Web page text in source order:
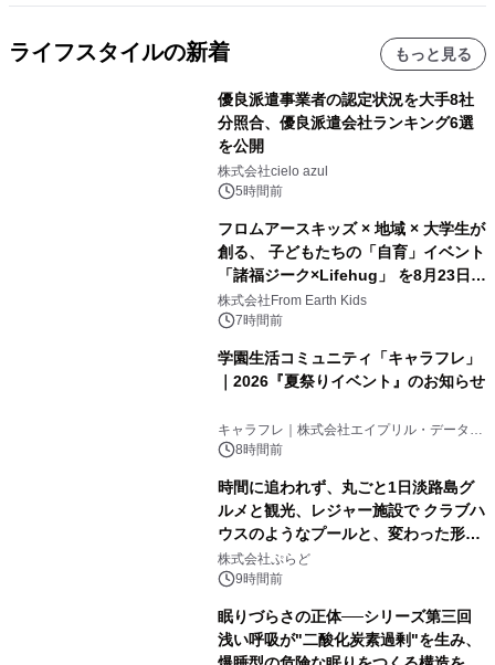
ライフスタイルの新着 もっと見る
優良派遣事業者の認定状況を大手8社
分照合、優良派遣会社ランキング6選
を公開
株式会社cielo azul
5時間前
フロムアースキッズ × 地域 × 大学生が
創る、 子どもたちの「自育」イベント
「諸福ジーク×Lifehug」 を8月23日
(日)開催
株式会社From Earth Kids
7時間前
学園生活コミュニティ「キャラフレ」
｜2026『夏祭りイベント』のお知らせ
キャラフレ｜株式会社エイプリル・データ・
デザインズ
8時間前
時間に追われず、丸ごと1日淡路島グ
ルメと観光、レジャー施設で クラブハ
ウスのようなプールと、変わった形の
サウナも 「THE BOXY AWAJI」のお
得な素泊まり連泊プランで
株式会社ぷらど
9時間前
眠りづらさの正体──シリーズ第三回
浅い呼吸が"二酸化炭素過剰"を生み、